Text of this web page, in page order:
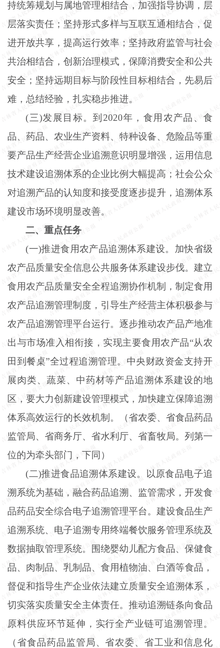
持统筹规划与属地管理相结合，加强指导协调，层
层落实责任；坚持形式多样与互联互通相结合，促
进开放共享，提高运行效率；坚持政府监管与社会
共治相结合，创新治理模式，保障消费安全和公共
安全；坚持远期目标与阶段性目标相结合，先易后
难，总结经验，扎实稳步推进。
(三)发展目标。到2020年，食用农产品、食
品、药品、农业生产资料、特种设备、危险品等重
要产品生产经营企业追溯意识明显增强，运用信息
技术建设追溯体系的企业比例大幅提高；社会公众
对追溯产品的认知度和接受度逐步提升，追溯体系
建设市场环境明显改善。
二、重点任务
(一)推进食用农产品追溯体系建设。加快省级
农产品质量安全信息公共服务体系建设步伐。建立
食用农产品质量安全全程追溯协作机制，制定食用
农产品追溯管理制度，引导生产经营主体积极参与
农产品追溯管理平台运行。逐步推动农产品产地准
出与市场准入相衔接，实现主要食用农产品“从农
田到餐桌”全过程追溯管理。中央财政资金支持开
展肉类、蔬菜、中药材等产品追溯体系建设的地
区，要大力创新建设管理模式，加快建立保障追溯
体系高效运行的长效机制。（省农委、省食品药品
监管局、省商务厅、省水利厅、省畜牧局。列第一
位的为牵头部门，下同）
(二)推进食品追溯体系建设。以原食品电子追
溯系统为基础，融合药品追溯、监管需求，开发食
品药品安全综合电子追溯管理平台。建设食品生产
追溯系统、电子追溯专用终端餐饮服务管理系统及
数据抽取管理系统。围绕婴幼儿配方食品、保健食
品、肉制品、乳制品、食用植物油、白酒等食品，
督促和指导生产企业依法建立质量安全追溯体系，
切实落实质量安全主体责任。推动追溯链条向食品
原料供应环节延伸，实行全产业链可追溯管理。
（省食品药品监管局、省农委、省工业和信息化